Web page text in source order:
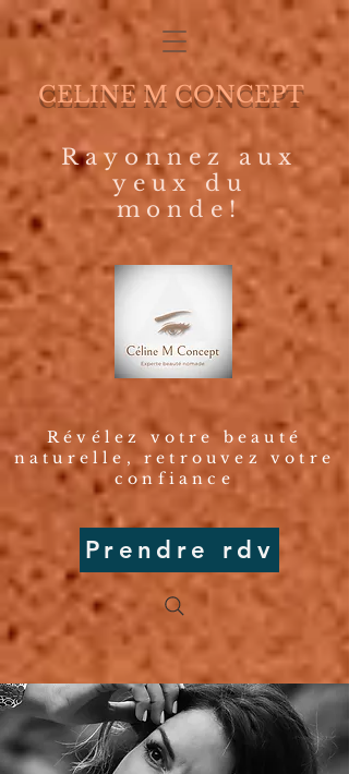
Rayonnez aux
yeux du
monde!
CELINE M CONCEPT
Révélez votre beauté
naturelle, retrouvez votre
confiance
Prendre rdv